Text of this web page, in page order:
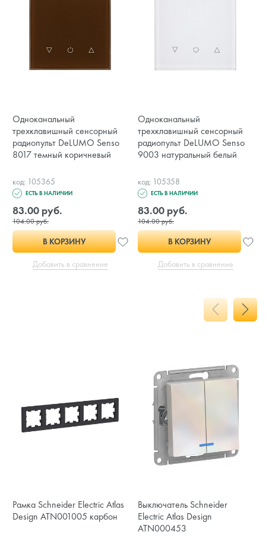
Одноканальный
трехклавишный сенсорный
радиопульт DeLUMO Senso
8017 темный коричневый
код: 105365
ЕСТЬ В НАЛИЧИИ
83.00 руб.
104.00 руб.
В КОРЗИНУ
Добавить в сравнение
Одноканальный
трехклавишный сенсорный
радиопульт DeLUMO Senso
9003 натуральный белый
код: 105358
ЕСТЬ В НАЛИЧИИ
83.00 руб.
104.00 руб.
В КОРЗИНУ
Добавить в сравнение
Рамка Schneider Electric Atlas
Design ATN001005 карбон
Выключатель Schneider
Electric Atlas Design
ATN000453